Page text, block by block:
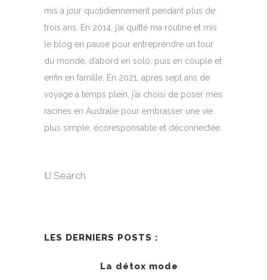
mis à jour quotidiennement pendant plus de
trois ans. En 2014, j’ai quitté ma routine et mis
le blog en pause pour entreprendre un tour
du monde, d’abord en solo, puis en couple et
enfin en famille. En 2021, après sept ans de
voyage à temps plein, j’ai choisi de poser mes
racines en Australie pour embrasser une vie
plus simple, écoresponsable et déconnectée.
Search
LES DERNIERS POSTS :
La détox mode